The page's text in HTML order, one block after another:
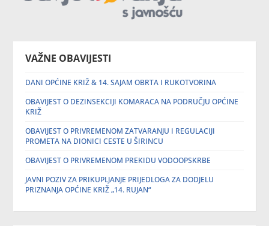
VAŽNE OBAVIJESTI
DANI OPĆINE KRIŽ & 14. SAJAM OBRTA I RUKOTVORINA
OBAVIJEST O DEZINSEKCIJI KOMARACA NA PODRUČJU OPĆINE
KRIŽ
OBAVIJEST O PRIVREMENOM ZATVARANJU I REGULACIJI
PROMETA NA DIONICI CESTE U ŠIRINCU
OBAVIJEST O PRIVREMENOM PREKIDU VODOOPSKRBE
JAVNI POZIV ZA PRIKUPLJANJE PRIJEDLOGA ZA DODJELU
PRIZNANJA OPĆINE KRIŽ „14. RUJAN“